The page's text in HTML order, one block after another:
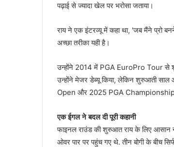
पढ़ाई से ज्यादा खेल पर भरोसा जताया।
राय ने एक इंटरव्यू में कहा था, 'जब मैंने प्रो
अच्छा तरीका यही है।
उन्होंने 2014 में PGA EuroPro Tour से
उन्होंने मेजर डेब्यू किया, लेकिन शुरुआती साल
Open और 2025 PGA Championship
एक ईगल ने बदल दी पूरी कहानी
फाइनल राउंड की शुरुआत राय के लिए आसान
ओवर पार पर पहुंच गए थे. तीन बोगी के बीच